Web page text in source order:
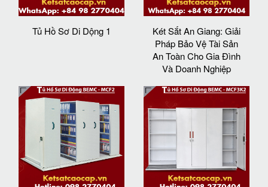
Tủ Hồ Sơ Di Dộng 1
Két Sắt An Giang: Giải
Pháp Bảo Vệ Tài Sản
An Toàn Cho Gia Đình
Và Doanh Nghiệp